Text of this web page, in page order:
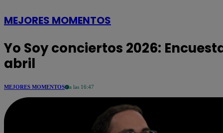
MEJORES MOMENTOS
Yo Soy conciertos 2026:
abril
MEJORES MOMENTOS a las 16:47